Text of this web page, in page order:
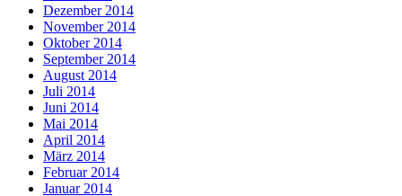
Dezember 2014
November 2014
Oktober 2014
September 2014
August 2014
Juli 2014
Juni 2014
Mai 2014
April 2014
März 2014
Februar 2014
Januar 2014